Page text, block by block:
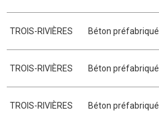
TROIS-RIVIÈRES Béton préfabriqué
TROIS-RIVIÈRES Béton préfabriqué
TROIS-RIVIÈRES Béton préfabriqué